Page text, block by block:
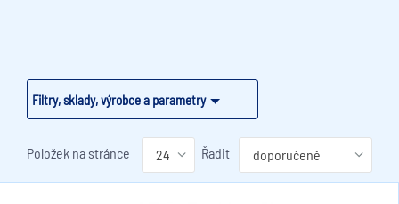
Filtry, sklady, výrobce a parametry
Položek na stránce Řadit